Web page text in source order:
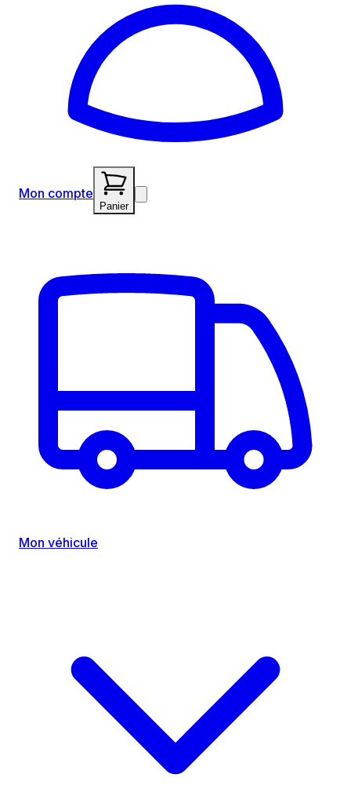
Mon compte
Panier
Mon véhicule